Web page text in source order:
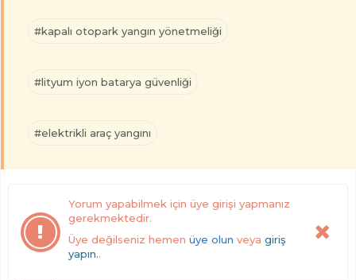
#kapalı otopark yangın yönetmeliği
#lityum iyon batarya güvenliği
#elektrikli araç yangını
Yorum yapabilmek için üye girişi yapmanız
gerekmektedir.
Üye değilseniz hemen üye olun veya giriş
yapın..